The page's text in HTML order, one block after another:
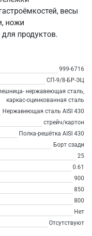
весы
ножи
продуктов.
999-6716
СП-9/8-БР-ЭЦ
нержавеющая сталь,
каркас-оцинкованная сталь
Нержавеющая сталь AISI 430
стрейч/картон
Полка-решётка AISI 430
Борт сзади
25
0.61
900
850
800
Нет
Отсутствуют